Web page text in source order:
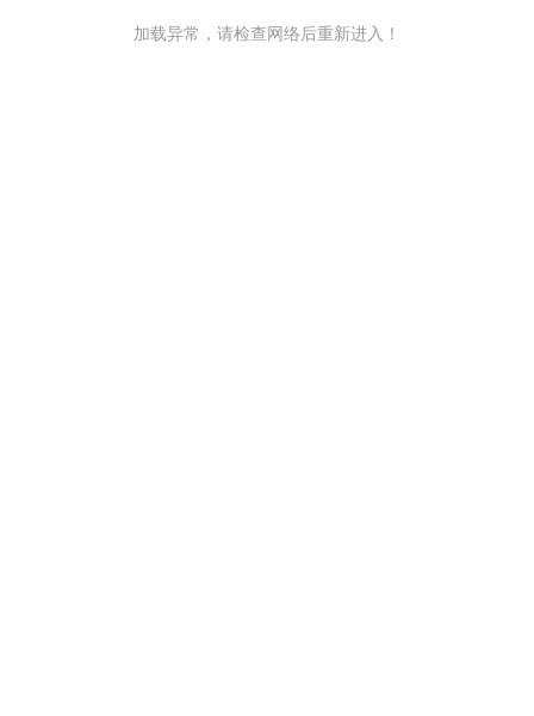
加载异常，请检查网络后重新进入！